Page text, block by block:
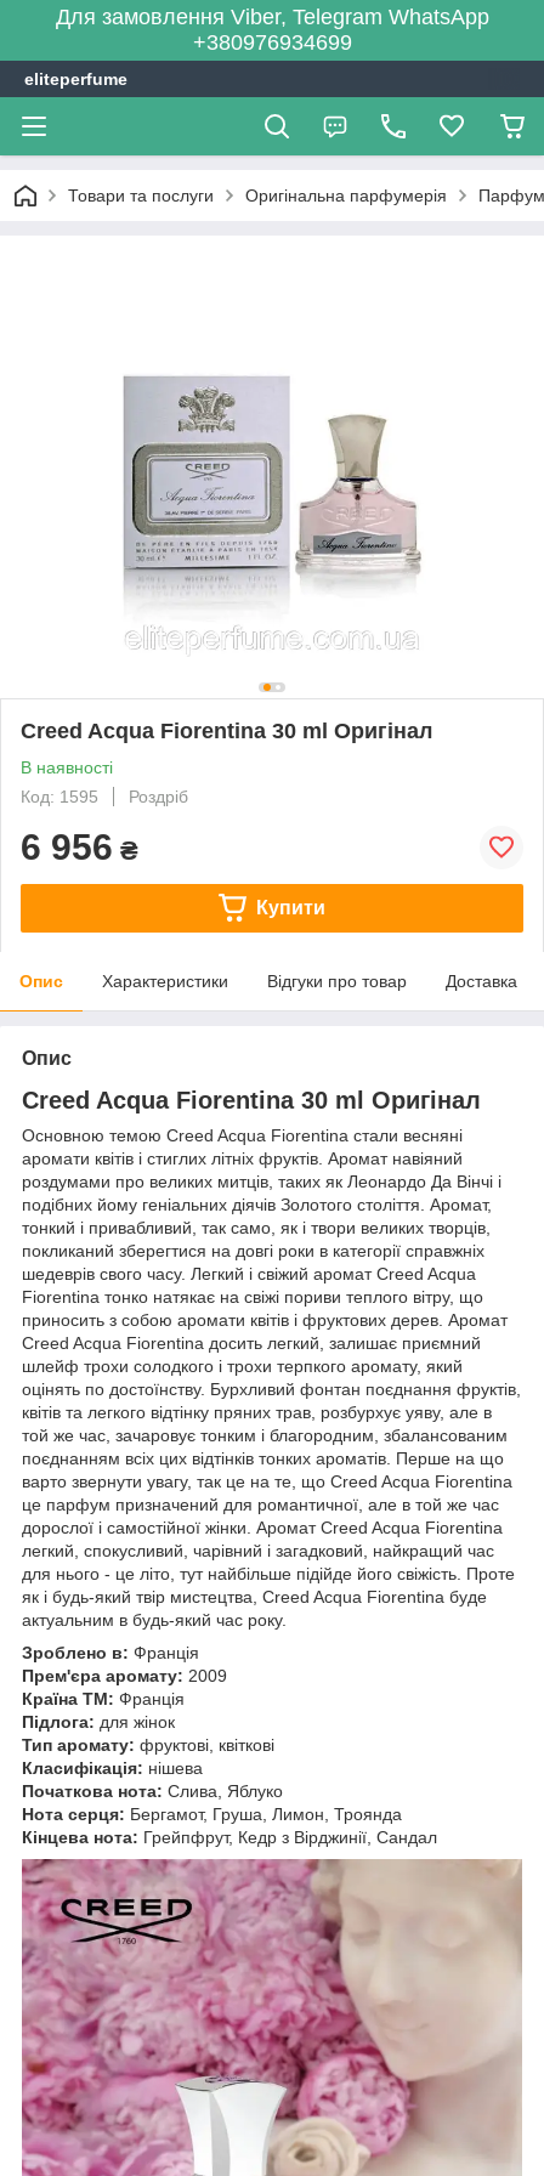
Для замовлення Viber, Telegram WhatsApp
+380976934699
eliteperfume
Товари та послуги Оригінальна парфумерія
Creed Acqua Fiorentina 30 ml Оригінал
В наявності
Код: 1595
Роздріб
6 956 ₴
Купити
Опис Характеристики Відгуки про товар Доставка
Опис
Creed Acqua Fiorentina 30 ml Оригінал
Основною темою Creed Acqua Fiorentina стали весняні
аромати квітів і стиглих літніх фруктів. Аромат навіяний
роздумами про великих митців, таких як Леонардо Да Вінчі і
подібних йому геніальних діячів Золотого століття. Аромат,
тонкий і привабливий, так само, як і твори великих творців,
покликаний зберегтися на довгі роки в категорії справжніх
шедеврів свого часу. Легкий і свіжий аромат Creed Acqua
Fiorentina тонко натякає на свіжі пориви теплого вітру, що
приносить з собою аромати квітів і фруктових дерев. Аромат
Creed Acqua Fiorentina досить легкий, залишає приємний
шлейф трохи солодкого і трохи терпкого аромату, який
оцінять по достоїнству. Бурхливий фонтан поєднання фруктів,
квітів та легкого відтінку пряних трав, розбурхує уяву, але в
той же час, зачаровує тонким і благородним, збалансованим
поєднанням всіх цих відтінків тонких ароматів. Перше на що
варто звернути увагу, так це на те, що Creed Acqua Fiorentina
це парфум призначений для романтичної, але в той же час
дорослої і самостійної жінки. Аромат Creed Acqua Fiorentina
легкий, спокусливий, чарівний і загадковий, найкращий час
для нього - це літо, тут найбільше підійде його свіжість. Проте
як і будь-який твір мистецтва, Creed Acqua Fiorentina буде
актуальним в будь-який час року.
Зроблено в: Франція
Прем'єра аромату: 2009
Країна ТМ: Франція
Підлога: для жінок
Тип аромату: фруктові, квіткові
Класифікація: нішева
Початкова нота: Слива, Яблуко
Нота серця: Бергамот, Груша, Лимон, Троянда
Кінцева нота: Грейпфрут, Кедр з Вірджинії, Сандал